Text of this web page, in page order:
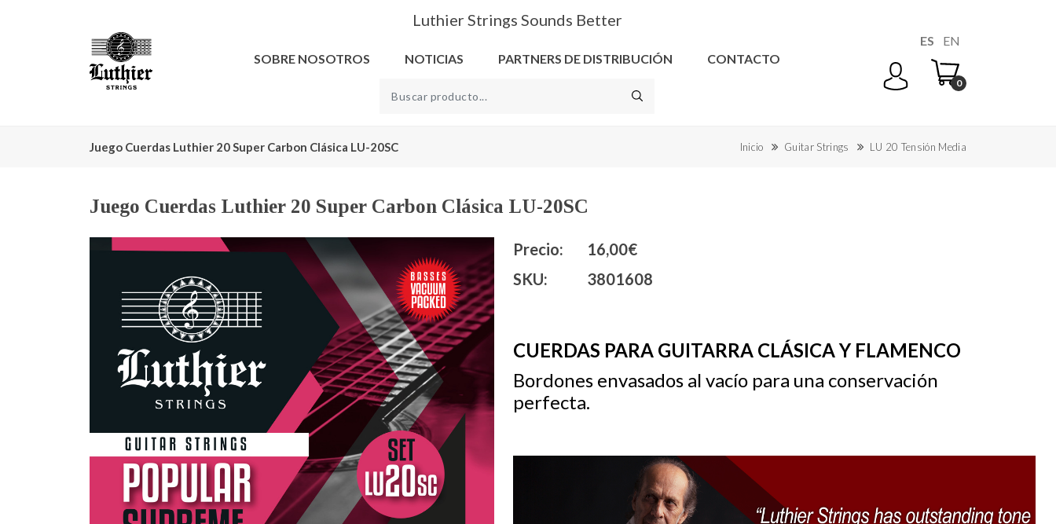
Luthier Strings Sounds Better
SOBRE NOSOTROS NOTICIAS PARTNERS DE DISTRIBUCIÓN CONTACTO
ES EN
0
Juego Cuerdas Luthier 20 Super Carbon Clásica LU-20SC Inicio Guitar Strings LU 20 Tensión Media
Juego Cuerdas Luthier 20 Super Carbon Clásica LU-20SC
Precio:
16,00€
SKU:
3801608
CUERDAS PARA GUITARRA CLÁSICA Y FLAMENCO
Bordones envasados al vacío para una conservación
perfecta.